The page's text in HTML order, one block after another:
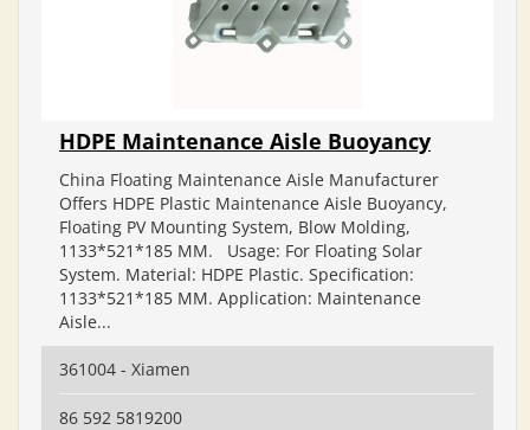
HDPE Maintenance Aisle Buoyancy
China Floating Maintenance Aisle Manufacturer
Offers HDPE Plastic Maintenance Aisle Buoyancy,
Floating PV Mounting System, Blow Molding,
1133*521*185 MM. Usage: For Floating Solar
System. Material: HDPE Plastic. Specification:
1133*521*185 MM. Application: Maintenance
Aisle...
361004 - Xiamen
86 592 5819200